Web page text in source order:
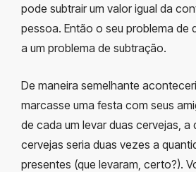
pode subtrair um valor igual da
pessoa. Então o seu problema de
a um problema de subtração.
De maneira semelhante
marcasse uma festa com seus
de cada um levar duas cervejas, a
cervejas seria duas vezes a
presentes (que levaram, certo?).